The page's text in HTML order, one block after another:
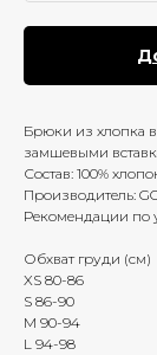
Брюки из хлопка в
замшевыми
Состав: 100%
Производитель:
Рекомендации по
Обхват груди (см)
XS 80-86
S 86-90
M 90-94
L 94-98